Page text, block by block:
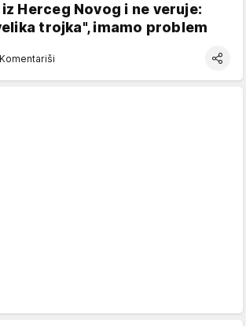
Herceg Novog i ne veruje:
trojka", imamo problem
Komentariši